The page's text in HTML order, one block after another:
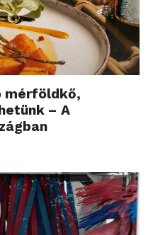
mérföldkő,
– A